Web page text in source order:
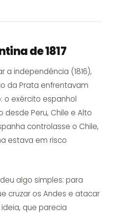
de 1817
a independência (1816),
da Prata enfrentavam
o exército espanhol
Peru, Chile e Alto
controlasse o Chile,
estava em risco
algo simples: para
cruzar os Andes e atacar
ideia, que parecia